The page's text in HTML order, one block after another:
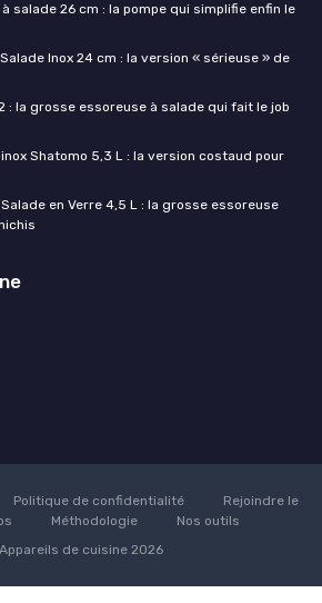
salade 26 cm : la pompe qui simplifie enfin le
Inox 24 cm : la version « sérieuse » de
: la grosse essoreuse à salade qui fait le job
Shatomo 5,3 L : la version costaud pour
Salade en Verre 4,5 L : la grosse essoreuse
Politique de confidentialité
Rejoindre le
Méthodologie
Nos outils
de cuisine 2026